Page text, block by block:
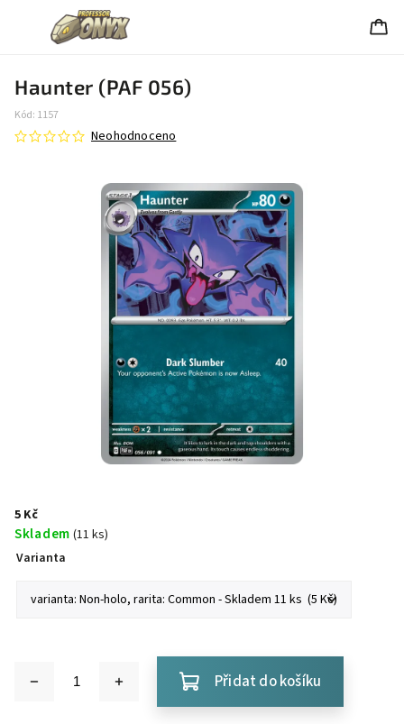
Haunter (PAF 056)
Kód: 1157
Neohodnoceno
5 Kč
Skladem (11 ks)
Varianta
Přidat do košíku